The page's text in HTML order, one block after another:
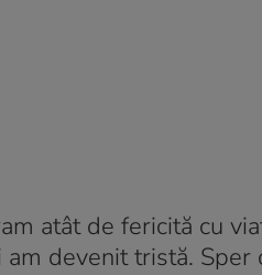
atât de fericită cu
devenit tristă.